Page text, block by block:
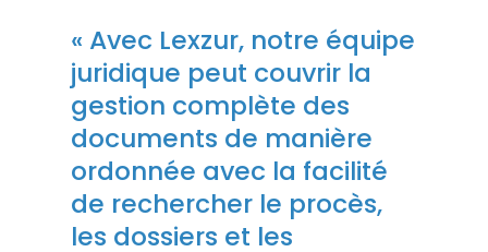
« Avec Lexzur, notre équipe
juridique peut couvrir la
gestion complète des
documents de manière
ordonnée avec la facilité
de rechercher le procès,
les dossiers et les